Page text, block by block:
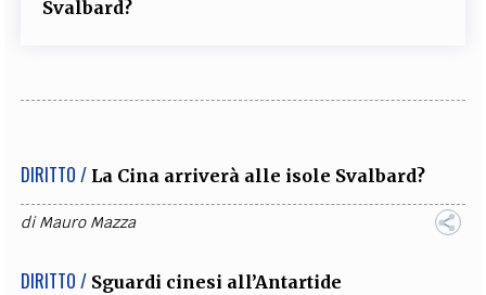
Svalbard?
DIRITTO / La Cina arriverà alle isole Svalbard?
diMauro Mazza
DIRITTO / Sguardi cinesi all’Antartide